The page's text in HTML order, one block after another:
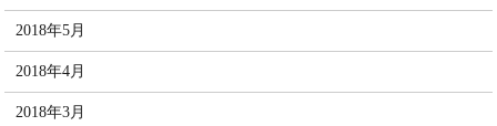
2018年5月
2018年4月
2018年3月